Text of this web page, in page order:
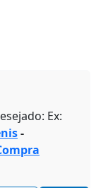
Ex:
-